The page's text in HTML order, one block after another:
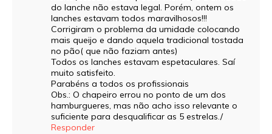
do lanche não estava legal. Porém, ontem os
lanches estavam todos maravilhosos!!!
Corrigiram o problema da umidade colocando
mais queijo e dando aquela tradicional tostada
no pão( que não faziam antes)
Todos os lanches estavam espetaculares. Saí
muito satisfeito.
Parabéns a todos os profissionais
Obs.: O chapeiro errou no ponto de um dos
hamburgueres, mas não acho isso relevante o
suficiente para desqualificar as 5 estrelas./
Responder